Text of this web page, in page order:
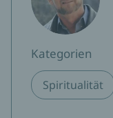
Kategorien
Spiritualität